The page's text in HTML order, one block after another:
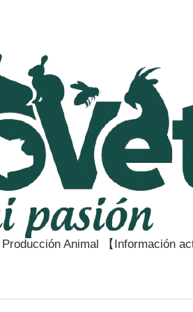
Animal 【Información